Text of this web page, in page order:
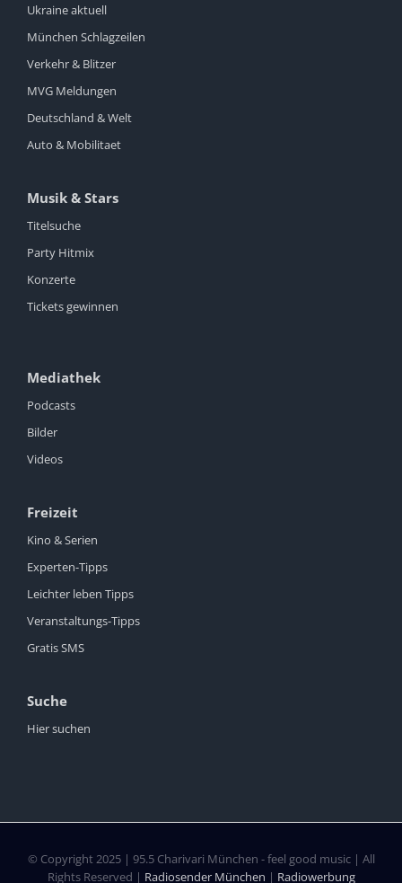
Ukraine aktuell
München Schlagzeilen
Verkehr & Blitzer
MVG Meldungen
Deutschland & Welt
Auto & Mobilitaet
Musik & Stars
Titelsuche
Party Hitmix
Konzerte
Tickets gewinnen
Mediathek
Podcasts
Bilder
Videos
Freizeit
Kino & Serien
Experten-Tipps
Leichter leben Tipps
Veranstaltungs-Tipps
Gratis SMS
Suche
Hier suchen
© Copyright 2025 | 95.5 Charivari München - feel good music | All
Rights Reserved | Radiosender München | Radiowerbung